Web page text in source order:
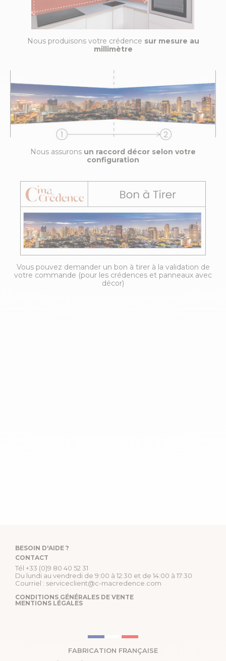
Nous produisons votre crédence sur mesure au
millimètre
Nous assurons un raccord décor selon votre
configuration
Vous pouvez demander un bon à tirer à la validation de
votre commande (pour les crédences et panneaux avec
décor)
BESOIN D'AIDE ?
CONTACT
Tél +33 (0)9 80 40 52 31
Du lundi au vendredi de 9:00 à 12:30 et de 14:00 à 17:30
Courriel : serviceclient@c-macredence.com
CONDITIONS GÉNÉRALES DE VENTE
MENTIONS LÉGALES
FABRICATION FRANÇAISE